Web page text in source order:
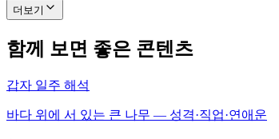
더보기
함께 보면 좋은 콘텐츠
갑자 일주 해석
바다 위에 서 있는 큰 나무 — 성격·직업·연애운